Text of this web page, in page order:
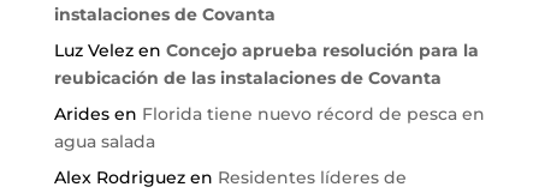
instalaciones de Covanta
Luz Velezen Concejo aprueba resolución para la
reubicación de las instalaciones de Covanta
Aridesen Florida tiene nuevo récord de pesca en
agua salada
Alex Rodriguezen Residentes líderes de